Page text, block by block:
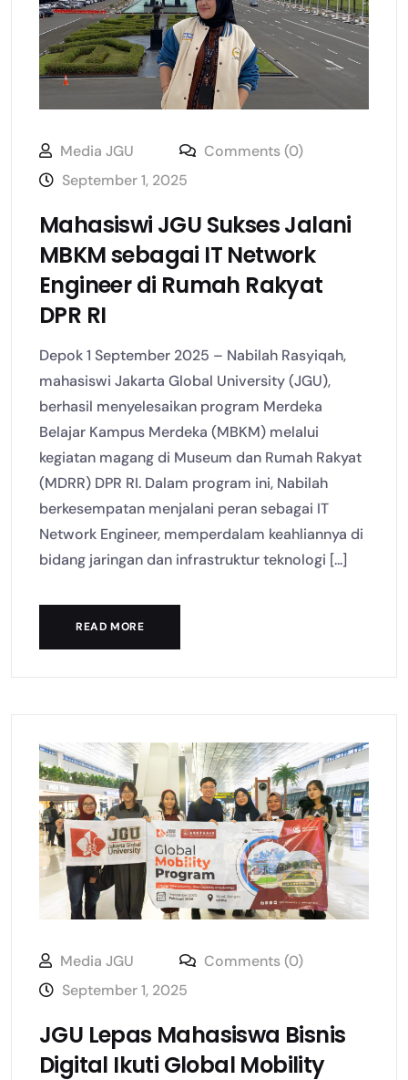
Media JGU
Comments (0)
September 1, 2025
Mahasiswi JGU Sukses Jalani
MBKM sebagai IT Network
Engineer di Rumah Rakyat
DPR RI
Depok 1 September 2025 – Nabilah Rasyiqah,
mahasiswi Jakarta Global University (JGU),
berhasil menyelesaikan program Merdeka
Belajar Kampus Merdeka (MBKM) melalui
kegiatan magang di Museum dan Rumah Rakyat
(MDRR) DPR RI. Dalam program ini, Nabilah
berkesempatan menjalani peran sebagai IT
Network Engineer, memperdalam keahliannya di
bidang jaringan dan infrastruktur teknologi [...]
READ MORE
Media JGU
Comments (0)
September 1, 2025
JGU Lepas Mahasiswa Bisnis
Digital Ikuti Global Mobility